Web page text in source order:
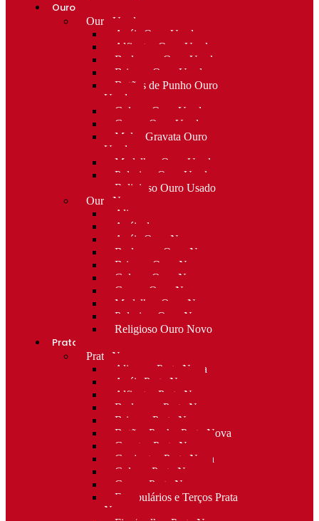
Ouro
Ouro Usado
Anéis Ouro Usado
Alfinetes Ouro Usado
Berloques Ouro Usado
Brincos Ouro Usado
Botões de Punho Ouro
Usado
Colares Ouro Usado
Cruzes Ouro Usado
Molas Gravata Ouro
Usado
Medalhas Ouro Usado
Pulseiras Ouro Usado
Religioso Ouro Usado
Ouro Novo
Alianças
Anéis de curso
Anéis Ouro Novo
Berloques Ouro Novo
Brincos Ouro Novo
Colares Ouro Novo
Cruzes Ouro Novo
Medalhas Ouro Novo
Pulseiras Ouro Novo
Religioso Ouro Novo
Prata
Prata Nova
Alianças Prata Nova
Anéis Prata Nova
Alfinetes Prata Nova
Berloques Prata Nova
Brincos Prata Nova
Botões Punho Prata Nova
Canetas Prata Nova
Conjuntos Prata Nova
Colares Prata Nova
Cruzes Prata Nova
Escapulários e Terços Prata
Nova